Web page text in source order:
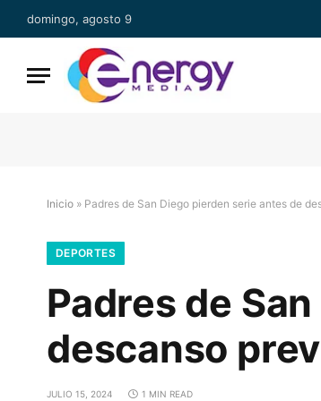
domingo, agosto 9
Inicio » Padres de San Diego pierden serie antes de
DEPORTES
Padres de
descanso
JULIO 15, 2024 1 MIN READ